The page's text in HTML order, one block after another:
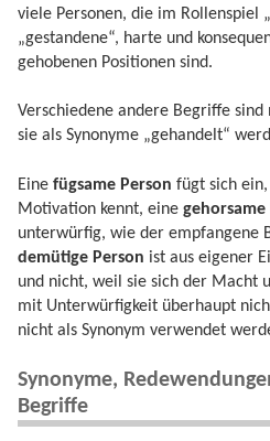
viele Personen, die im Rollenspiel
„gestandene“, harte und
gehobenen Positionen sind.
Verschiedene andere Begriffe
sie als Synonyme „gehandelt“
Eine fügsame Person fügt sich
Motivation kennt, eine gehorsame
unterwürfig, wie der empfangene
demütige Person ist aus eigener
und nicht, weil sie sich der Macht
mit Unterwürfigkeit überhaupt
nicht als Synonym verwendet
Synonyme,
Begriffe